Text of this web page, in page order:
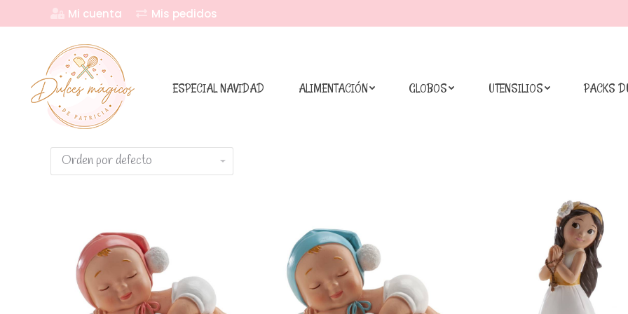
Mi cuenta Mis pedidos
ESPECIAL NAVIDAD ALIMENTACIÓN GLOBOS UTENSILIOS PACKS